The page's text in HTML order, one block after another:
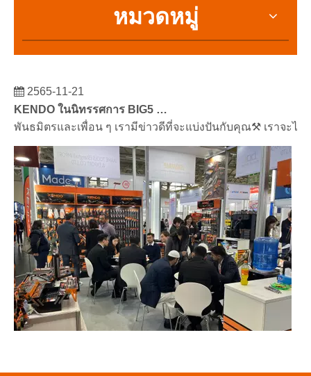
หมวดหมู่
2565-11-21
พันธมิตรและเพื่อน ๆ เรามีข่าวดีที่จะแบ่งปันกับคุณ⚒ เราจะไป